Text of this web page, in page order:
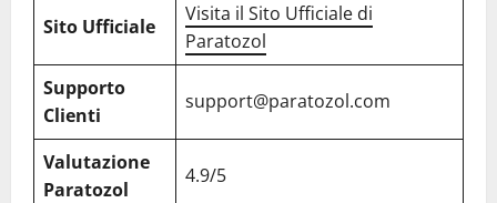
Sito Ufficiale
Visita il Sito Ufficiale di
Paratozol
Supporto
Clienti
support@paratozol.com
Valutazione
Paratozol
4.9/5